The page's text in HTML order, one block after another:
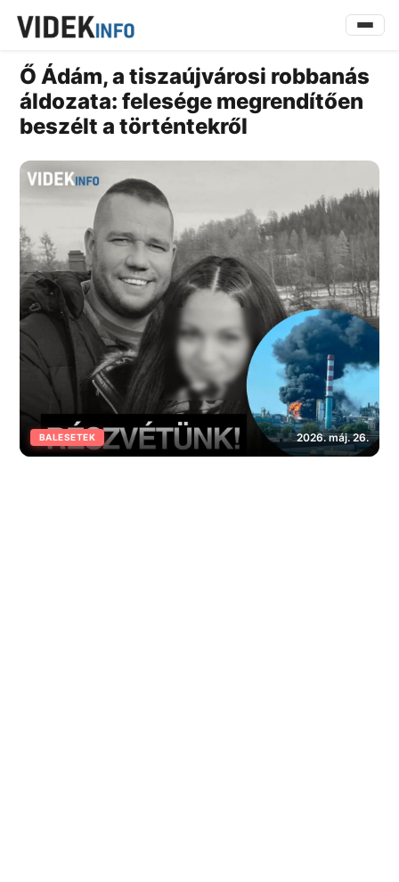
Ő Ádám, a tiszaújvárosi robbanás
áldozata: felesége megrendítően
beszélt a történtekről
BALESETEK 2026. máj. 26.